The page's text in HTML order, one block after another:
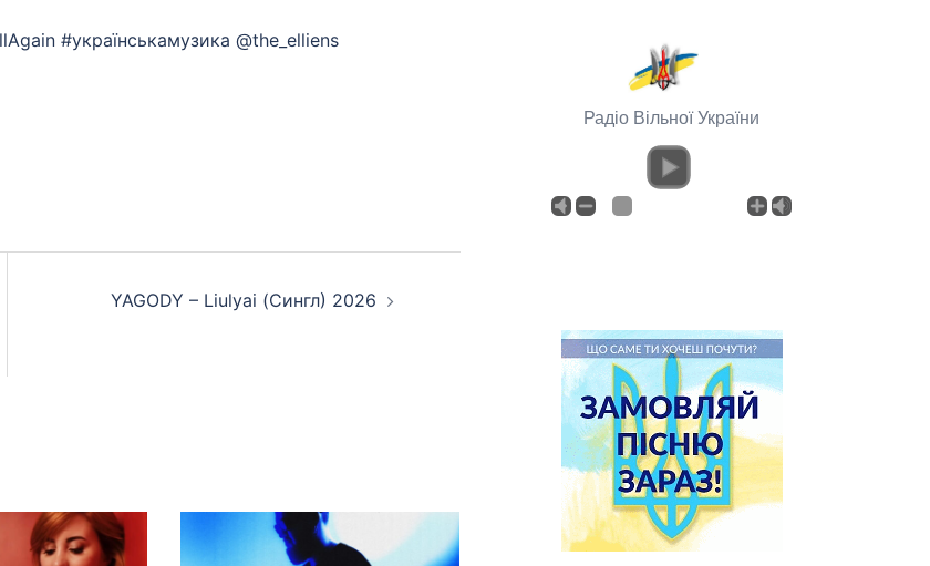
#українськамузика @the_elliens
YAGODY – Liulyai (Сингл) 2026
Радіо Вільної України